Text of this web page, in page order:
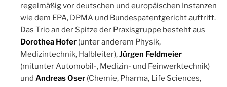
regelmäßig vor deutschen und europäischen Instanzen
wie dem EPA, DPMA und Bundespatentgericht auftritt.
Das Trio an der Spitze der Praxisgruppe besteht aus
Dorothea Hofer(unter anderem Physik,
Medizintechnik, Halbleiter),Jürgen Feldmeier
(mitunter Automobil-, Medizin- und Feinwerktechnik)
und Andreas Oser(Chemie, Pharma, Life Sciences,